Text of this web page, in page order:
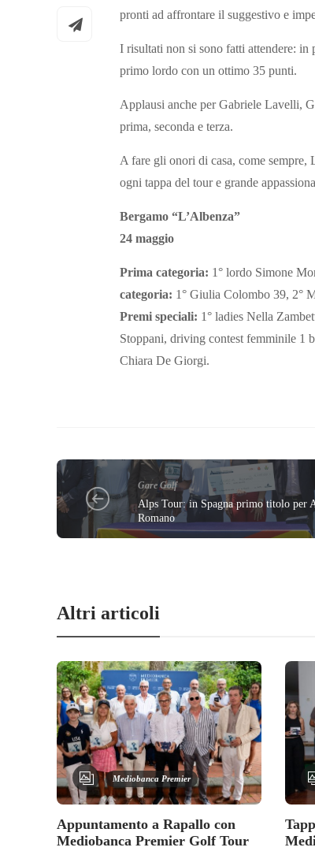
pronti ad affrontare il suggestivo e
I risultati non si sono fatti attendere:
primo lordo con un ottimo 35 punti.
Applausi anche per Gabriele Lavelli,
prima, seconda e terza.
A fare gli onori di casa, come sempre,
ogni tappa del tour e grande
Bergamo “L’Albenza”
24 maggio
Prima categoria: 1° lordo Simone
categoria: 1° Giulia Colombo 39, 2°
Premi speciali: 1° ladies Nella
Stoppani, driving contest femminile 1
Chiara De Giorgi.
Gare Golf
Alps Tour: in Spagna primo titolo per
Romano
Altri articoli
Mediobanca Premier
Appuntamento a Rapallo con
Mediobanca Premier Golf Tour